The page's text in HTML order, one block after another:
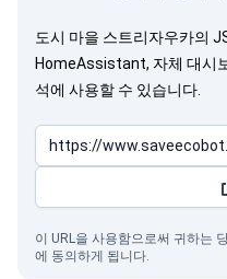
도시 마을 스트리자우카의
HomeAssistant, 자체 대시
석에 사용할 수 있습니다.
이 URL을 사용함으로써 귀하는
에 동의하게 됩니다.